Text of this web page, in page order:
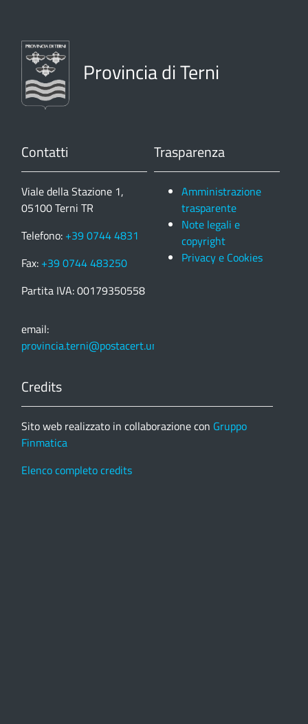
Provincia di Terni
Contatti
Viale della Stazione 1,
05100 Terni TR
Telefono: +39 0744 4831
Fax: +39 0744 483250
Partita IVA: 00179350558
email:
provincia.terni@postacert.umbria.it
Trasparenza
Amministrazione
trasparente
Note legali e
copyright
Privacy e Cookies
Credits
Sito web realizzato in collaborazione con Gruppo
Finmatica
Elenco completo credits